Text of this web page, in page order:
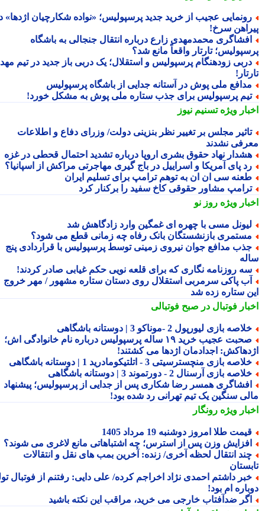
عجیب از خرید جدید پرسپولیس؛ «نواده شکارچیان اژدها» در
سرخ!
محمدمهدی زارع درباره انتقال جنجالی به باشگاه
تارتار واقعاً مانع شد؟
زودهنگام پرسپولیس و استقلال؛ یک دربی باز جدید در تیم مهدی
ملی پوش در آستانه جدایی از باشگاه پرسپولیس
پرسپولیس برای جذب ستاره ملی پوش به مشکل خورد!
ویژهتسنیم نیوز
مجلس بر تغییر نظر بنزینی دولت/ وزرای دفاع و اطلاعات
نشدند
نهاد حقوق بشری اروپا درباره تشدید احتمال قحطی در غزه
پای آمریکا و اسراییل در باج گیری مهاجرتی مراکش از اسپانیا؟
سی ان ان به توهم ترامپ برای تسلیم ایران
مشاور حقوقی کاخ سفید را برکنار کرد
ویژهروز نو
مسی با چهره ای غمگین وارد زادگاهش شد
بازنشستگان بانک رفاه چه زمانی قطع می شود؟
مدافع جوان نیروی زمینی توسط پرسپولیس با قراردادی پنج
روزنامه نگاری که برای قلعه نویی حکم غیابی صادر کردند!
پاکی سرمربی استقلال روی دستان ستاره مشهور / مهر خروج
ستاره زده شد
فوتبال در صبح فوتبالی
بازی لیورپول 2 -موناکو 3 | دوستانه باشگاهی
صحبت عجیب خرید ۱۹ ساله پرسپولیس درباره نام خانوادگی اش؛
اجدادمان اژدها می کشتند!
بازی منچسترسیتی 3 - اتلتیکومادرید 1 | دوستانه باشگاهی
بازی آرسنال 2 - دورتموند 3 | دوستانه باشگاهی
همسر رضا شکاری پس از جدایی از پرسپولیس؛ پیشنهاد
سنگین یک تیم تهرانی رد شده بود!
ویژهرونگار
طلا امروز دوشنبه 19 مرداد 1405
وزن پس از استرس؛ چه اشتباهاتی مانع لاغری می شوند؟
انتقال لحظه آخری/ زنده: آخرین بمب های نقل و انتقالات
داشتم احمدی نژاد اخراجم کرده/ علی دایی: رفتنم از فوتبال تولد
ام بود!
ضدآفتاب خارجی می خرید، مراقب این نکته باشید